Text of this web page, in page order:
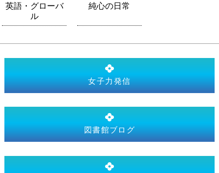
英語・グローバ
ル
純心の日常
女子力発信
図書館ブログ